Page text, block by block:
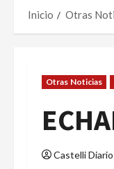
Inicio Otras
Otras Noticias
Castelli Diario